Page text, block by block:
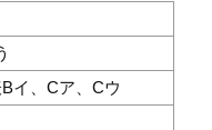
イ、Cア、Cウ